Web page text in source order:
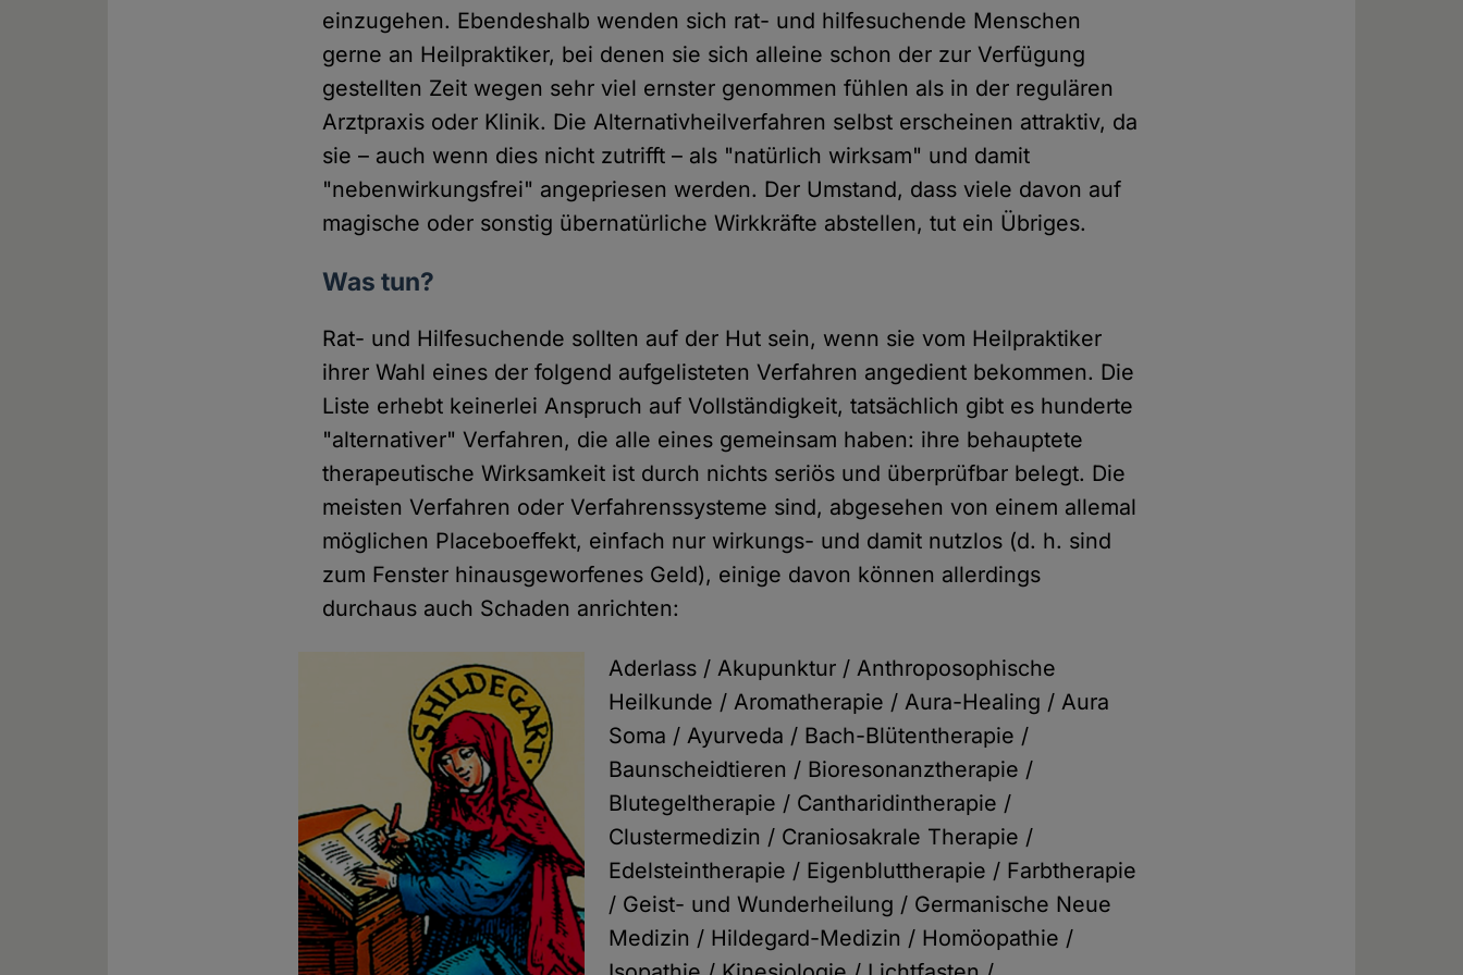
einzugehen. Ebendeshalb wenden sich rat- und hilfesuchende Menschen
gerne an Heilpraktiker, bei denen sie sich alleine schon der zur Verfügung
gestellten Zeit wegen sehr viel ernster genommen fühlen als in der regulären
Arztpraxis oder Klinik. Die Alternativheilverfahren selbst erscheinen attraktiv, da
sie – auch wenn dies nicht zutrifft – als "natürlich wirksam" und damit
"nebenwirkungsfrei" angepriesen werden. Der Umstand, dass viele davon auf
magische oder sonstig übernatürliche Wirkkräfte abstellen, tut ein Übriges.
Was tun?
Rat- und Hilfesuchende sollten auf der Hut sein, wenn sie vom Heilpraktiker
ihrer Wahl eines der folgend aufgelisteten Verfahren angedient bekommen. Die
Liste erhebt keinerlei Anspruch auf Vollständigkeit, tatsächlich gibt es hunderte
"alternativer" Verfahren, die alle eines gemeinsam haben: ihre behauptete
therapeutische Wirksamkeit ist durch nichts seriös und überprüfbar belegt. Die
meisten Verfahren oder Verfahrenssysteme sind, abgesehen von einem allemal
möglichen Placeboeffekt, einfach nur wirkungs- und damit nutzlos (d. h. sind
zum Fenster hinausgeworfenes Geld), einige davon können allerdings
durchaus auch Schaden anrichten:
Aderlass / Akupunktur / Anthroposophische
Heilkunde / Aromatherapie / Aura-Healing / Aura
Soma / Ayurveda / Bach-Blütentherapie /
Baunscheidtieren / Bioresonanztherapie /
Blutegeltherapie / Cantharidintherapie /
Clustermedizin / Craniosakrale Therapie /
Edelsteintherapie / Eigenbluttherapie / Farbtherapie
/ Geist- und Wunderheilung / Germanische Neue
Medizin / Hildegard-Medizin / Homöopathie /